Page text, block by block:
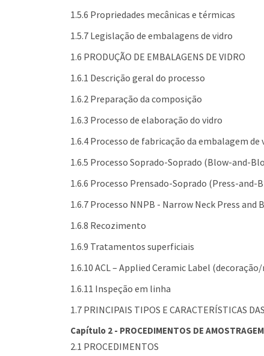
1.5.6 Propriedades mecânicas e térmicas
1.5.7 Legislação de embalagens de vidro
1.6 PRODUÇÃO DE EMBALAGENS DE VIDRO
1.6.1 Descrição geral do processo
1.6.2 Preparação da composição
1.6.3 Processo de elaboração do vidro
1.6.4 Processo de fabricação da embalagem de
1.6.5 Processo Soprado-Soprado (Blow-and-
1.6.6 Processo Prensado-Soprado (Press-and-
1.6.7 Processo NNPB - Narrow Neck Press and
1.6.8 Recozimento
1.6.9 Tratamentos superficiais
1.6.10 ACL – Applied Ceramic Label
1.6.11 Inspeção em linha
1.7 PRINCIPAIS TIPOS E CARACTERÍSTICAS
Capítulo 2 - PROCEDIMENTOS DE AMOSTRAGEM
2.1 PROCEDIMENTOS